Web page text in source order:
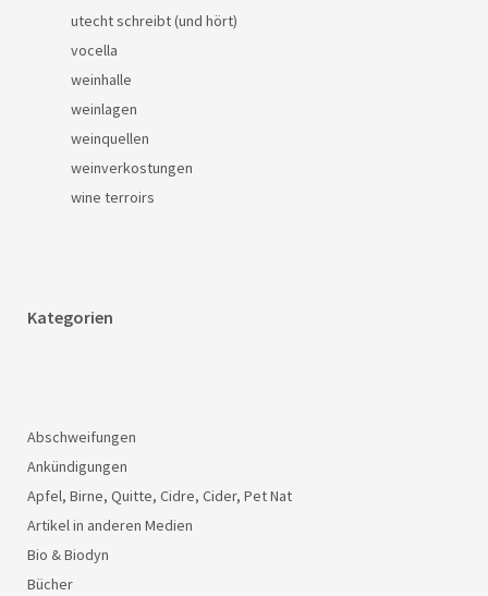
utecht schreibt (und hört)
vocella
weinhalle
weinlagen
weinquellen
weinverkostungen
wine terroirs
Kategorien
Abschweifungen
Ankündigungen
Apfel, Birne, Quitte, Cidre, Cider, Pet Nat
Artikel in anderen Medien
Bio & Biodyn
Bücher